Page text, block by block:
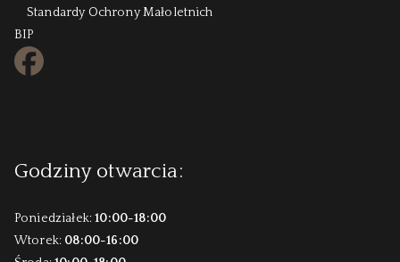
Standardy Ochrony Małoletnich
BIP
FB
Godziny otwarcia:
Poniedziałek:10:00-18:00
Wtorek: 08:00-16:00